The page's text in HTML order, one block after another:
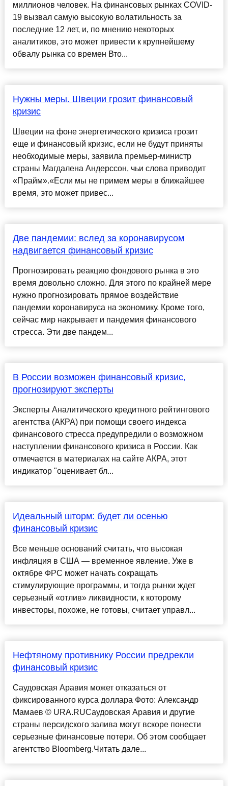
миллионов человек. На финансовых рынках COVID-
19 вызвал самую высокую волатильность за
последние 12 лет, и, по мнению некоторых
аналитиков, это может привести к крупнейшему
обвалу рынка со времен Вто...
Нужны меры. Швеции грозит финансовый
кризис
Швеции на фоне энергетического кризиса грозит
еще и финансовый кризис, если не будут приняты
необходимые меры, заявила премьер-министр
страны Магдалена Андерссон, чьи слова приводит
«Прайм».«Если мы не примем меры в ближайшее
время, это может привес...
Две пандемии: вслед за коронавирусом
надвигается финансовый кризис
Прогнозировать реакцию фондового рынка в это
время довольно сложно. Для этого по крайней мере
нужно прогнозировать прямое воздействие
пандемии коронавируса на экономику. Кроме того,
сейчас мир накрывает и пандемия финансового
стресса. Эти две пандем...
В России возможен финансовый кризис,
прогнозируют эксперты
Эксперты Аналитического кредитного рейтингового
агентства (АКРА) при помощи своего индекса
финансового стресса предупредили о возможном
наступлении финансового кризиса в России. Как
отмечается в материалах на сайте АКРА, этот
индикатор "оценивает бл...
Идеальный шторм: будет ли осенью
финансовый кризис
Все меньше оснований считать, что высокая
инфляция в США — временное явление. Уже в
октябре ФРС может начать сокращать
стимулирующие программы, и тогда рынки ждет
серьезный «отлив» ликвидности, к которому
инвесторы, похоже, не готовы, считает управл...
Нефтяному противнику России предрекли
финансовый кризис
Саудовская Аравия может отказаться от
фиксированного курса доллара Фото: Александр
Мамаев © URA.RUСаудовская Аравия и другие
страны персидского залива могут вскоре понести
серьезные финансовые потери. Об этом сообщает
агентство Bloomberg.Читать дале...